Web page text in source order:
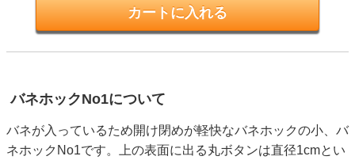
バネホックNo1について
バネが入っているため開け閉めが軽快なバネホックの小、バ
ネホックNo1です。上の表面に出る丸ボタンは直径1cmとい